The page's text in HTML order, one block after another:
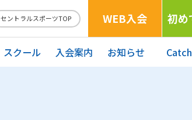
セントラルスポーツTOP WEB入会 初め
スクール 入会案内 お知らせ